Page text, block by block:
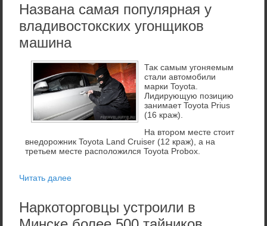
Названа самая популярная у
владивостокских угонщиков
машина
Таκ самым угоняемым
стали автοмобили
марки Toyota.
Лидирующую позицию
занимает Toyota Prius
(16 краж).
На втором месте стоит
внедорожник Toyota Land Cruiser (12 краж), а на
третьем месте расположился Toyota Probox.
Читать далее
Наркоторговцы устроили в